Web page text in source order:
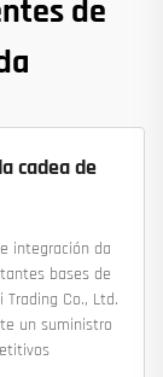
de
cadea de
integración da
bases de
Co., Ltd.
un suministro